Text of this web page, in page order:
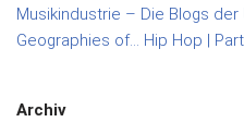
Musikindustrie – Die Blogs der
Geographies of… Hip Hop |
Archiv